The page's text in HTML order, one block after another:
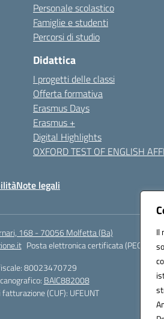
Il
Personale scolastico
Famiglie e studenti
Percorsi di studio
Didattica
I progetti delle classi
Offerta formativa
Erasmus Days
Erasmus +
Digital Highlights
OXFORD TEST OF ENGLISH
Note legali
168 - 70056 Molfetta (Ba)
Posta elettronica certificata (PEC):
80023470729
BAIC882008
fatturazione (CUF): UFEUNT